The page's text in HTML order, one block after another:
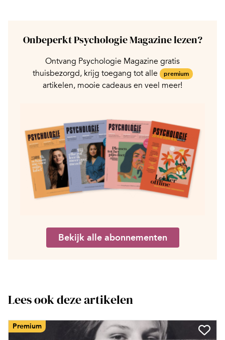
Onbeperkt Psychologie Magazine lezen?
Ontvang Psychologie Magazine gratis
thuisbezorgd, krijg toegang tot alle
premium
artikelen, mooie cadeaus en veel meer!
Bekijk alle abonnementen
Lees ook deze artikelen
Premium